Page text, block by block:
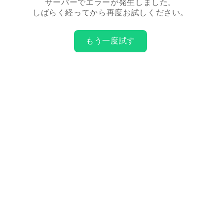
サーバーでエラーが発生しました。
しばらく経ってから再度お試しください。
もう一度試す